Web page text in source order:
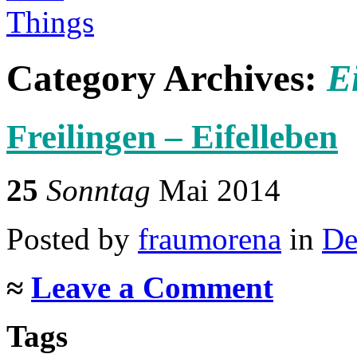
Category Archives:
Freilingen – Eifelleben
25 Sonntag Mai 2014
Posted by fraumorena in
≈ Leave a Comment
Tags